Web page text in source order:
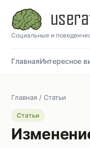
Социальные и
ГлавнаяИнтересное
Главная / Статьи
Статьи